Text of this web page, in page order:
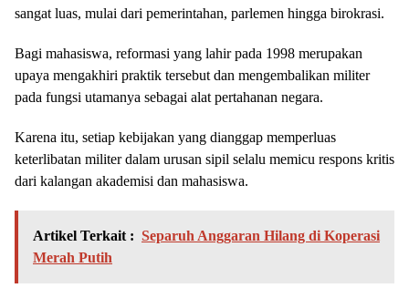
sangat luas, mulai dari pemerintahan, parlemen hingga birokrasi.
Bagi mahasiswa, reformasi yang lahir pada 1998 merupakan
upaya mengakhiri praktik tersebut dan mengembalikan militer
pada fungsi utamanya sebagai alat pertahanan negara.
Karena itu, setiap kebijakan yang dianggap memperluas
keterlibatan militer dalam urusan sipil selalu memicu respons kritis
dari kalangan akademisi dan mahasiswa.
Artikel Terkait : Separuh Anggaran Hilang di Koperasi
Merah Putih